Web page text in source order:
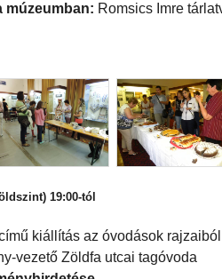
múzeumban: Romsics Imre
19:00-tól
kiállítás az óvodások
vezető Zöldfa utcai tagóvoda